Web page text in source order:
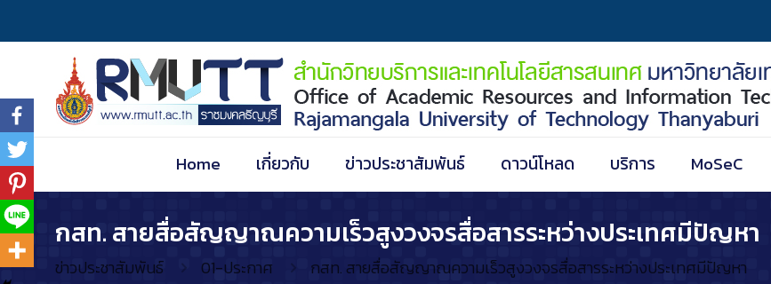
Home เกี่ยวกับ ข่าวประชาสัมพันธ์ ดาวน์โหลด บริการ MoSeC
กสท. สายสื่อสัญญาณความเร็วสูงวงจรสื่อสารระหว่างประเทศมีปัญหา
ข่าวประชาสัมพันธ์ 01-ประกาศ กสท. สายสื่อสัญญาณความเร็วสูงวงจรสื่อสารระหว่างประเทศมีปัญหา